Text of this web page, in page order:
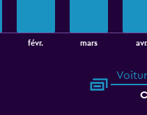
févr. mars